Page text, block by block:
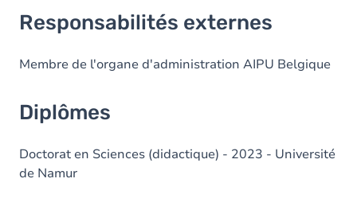
Responsabilités externes
Membre de l'organe d'administration AIPU Belgique
Diplômes
Doctorat en Sciences (didactique) - 2023 - Université
de Namur